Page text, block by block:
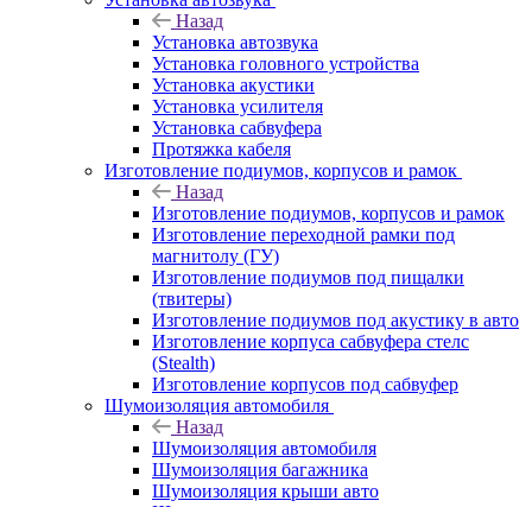
Назад
Установка автозвука
Установка головного устройства
Установка акустики
Установка усилителя
Установка сабвуфера
Протяжка кабеля
Изготовление подиумов, корпусов и рамок
Назад
Изготовление подиумов, корпусов и рамок
Изготовление переходной рамки под
магнитолу (ГУ)
Изготовление подиумов под пищалки
(твитеры)
Изготовление подиумов под акустику в авто
Изготовление корпуса сабвуфера стелс
(Stealth)
Изготовление корпусов под сабвуфер
Шумоизоляция автомобиля
Назад
Шумоизоляция автомобиля
Шумоизоляция багажника
Шумоизоляция крыши авто